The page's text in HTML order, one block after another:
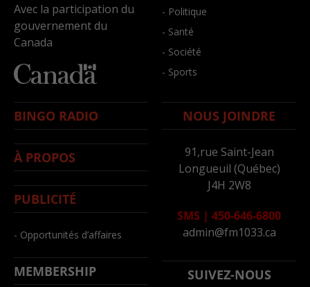
Avec la participation du
gouvernement du
Canada
- Politique
- Santé
- Société
- Sports
BINGO RADIO
À PROPOS
PUBLICITÉ
- Opportunités d’affaires
MEMBERSHIP
NOUS JOINDRE
91,rue Saint-Jean
Longueuil (Québec)
J4H 2W8
SMS | 450-646-6800
admin@fm1033.ca
SUIVEZ-NOUS